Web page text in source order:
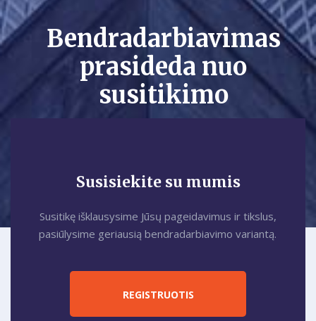
Bendradarbiavimas
prasideda nuo
susitikimo
Susisiekite su mumis
Susitikę išklausysime Jūsų pageidavimus ir tikslus,
pasiūlysime geriausią bendradarbiavimo variantą.
REGISTRUOTIS